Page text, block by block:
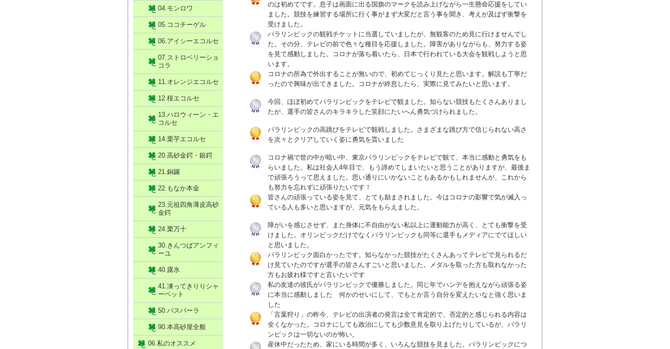
のは初めてです。息子は画面に出る国旗のマークを読み上げながら一生懸命応援をしてい
ました。競技を練習する場所に行く事がまず大変だと言う事を聞き、考えが及ばず衝撃を
受けました。
パラリンピックの観戦チケットに当選していましたが、無観客のため見に行けませんでし
た。その分、テレビの前で色々な種目を応援しました。障害がありながらも、努力する姿
を見て感動しました。コロナが落ち着いたら、日本で行われている大会を観戦しようと思
います。
コロナの所為で外出することが無いので、初めてじっくり見たと思います。解説も丁寧だ
ったので興味が出てきました。コロナが終息したら、実際に見てみたいと思います。
今回、ほぼ初めてパラリンピックをテレビで観ました。知らない競技もたくさんありまし
たが、選手の皆さんのキラキラした笑顔にたいへん勇気づけられました。
パラリンピックの高跳びをテレビで観戦しました。さまざまな跳び方で信じられない高さ
を次々とクリアしていく姿に勇気を貰いました
コロナ禍で世の中が暗い中、東京パラリンピックをテレビで観て、本当に感動と勇気をも
らいました。私は社会人4年目で、もう諦めてしまいたいと思うことがありますが、最後ま
で頑張ろうって思えました。思い通りにいかないこともあるかもしれませんが、これから
も努力を忘れずに頑張りたいです！
皆さんの頑張っている姿を見て、とても励まされました。今はコロナの影響で気が滅入っ
ている人も多いと思いますが、元気をもらえました。
障がいを感じさせず、また身体に不自由がない私以上に運動能力が高く、とても衝撃を受
けました。オリンピックだけでなくパラリンピックも同等に選手もメディアにでてほしい
と思いました。
パラリンピック面白かったです。知らなかった競技がたくさんあってテレビで見られるだ
け見ていたのですが選手の皆さんすごいと思いました。メダルを取った方も取れなかった
方もお疲れ様ですと言いたいです
私の友達の彼氏がパラリンピックで優勝しました。同じ年でハンデを抱えながら頑張る姿
に本当に感動しました 何かのせいにして、でもとか言う自分を変えたいなと強く思いま
した
「言葉狩り」の昨今、テレビの出演者の発言は全て肯定的で、否定的と感じられる内容は
全くなかった。コロナにしても政治にしても少数意見を取り上げたりしているが、パラリ
ンピックは一切ないのが怖い。
産休中だったため、家にいる時間が多く、いろんな競技を見ました。パラリンピックにつ
04.モンロワ
05.ココチーゲル
06.アイシーエコルセ
07.ストロベリーショ
コラ
11.オレンジエコルセ
12.桜エコルセ
13.ハロウィーン・エ
コルセ
14.栗芋エコルセ
20.高砂金鍔・銀鍔
21.銅鑼
22.もなか本金
23.元祖四角薄皮高砂
金鍔
24.栗万十
30.きんつばアンフィ
ーユ
40.露氷
41.凍ってきりりシャ
ーベット
50.パスパーラ
90.本高砂屋全般
06.私のオススメ